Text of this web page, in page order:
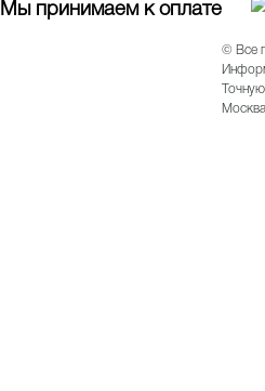
Мы принимаем к оплате
© Все
Москва